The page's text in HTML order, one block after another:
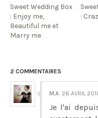
Sweet Wedding Box
: Enjoy me,
Beautiful me et
Marry me
:
2 COMMENTAIRES
M.A 26 AVRIL
Je l'ai